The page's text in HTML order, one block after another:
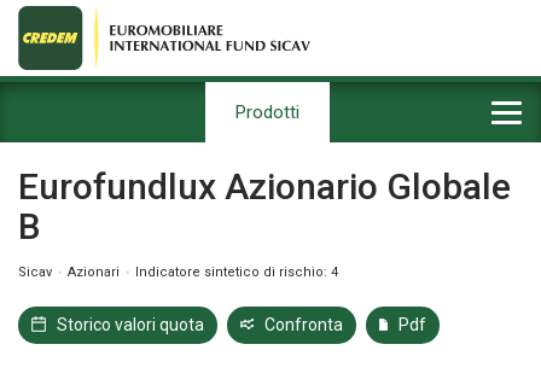
Prodotti
Eurofundlux Azionario Globale
B
Sicav Azionari Indicatore sintetico di rischio: 4
Storico valori quota Confronta Pdf